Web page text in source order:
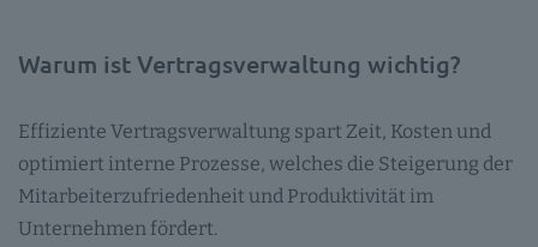
Warum ist Vertragsverwaltung wichtig?
Effiziente Vertragsverwaltung spart Zeit, Kosten und
optimiert interne Prozesse, welches die Steigerung der
Mitarbeiterzufriedenheit und Produktivität im
Unternehmen fördert.